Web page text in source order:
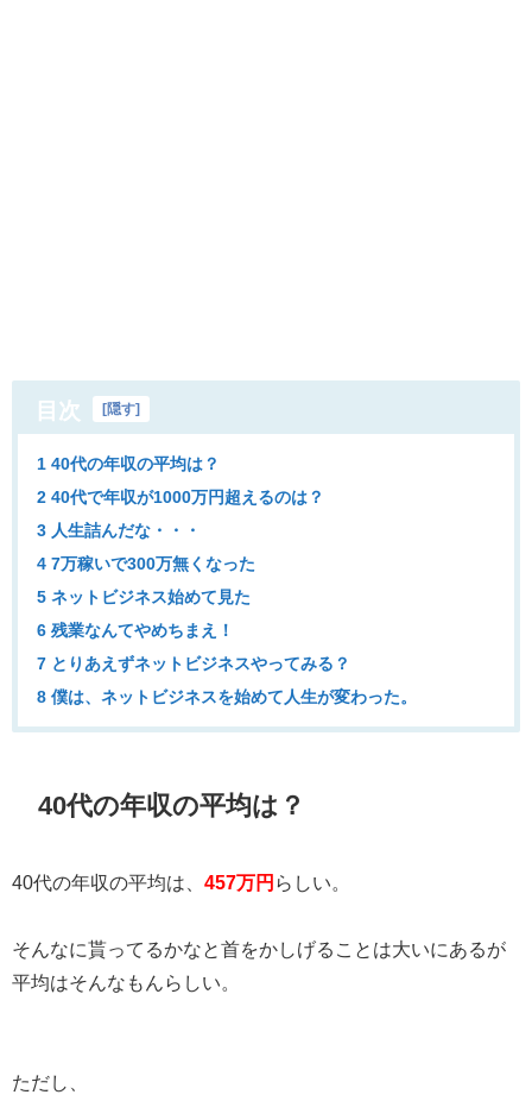
目次 隠す
1 40代の年収の平均は？
2 40代で年収が1000万円超えるのは？
3 人生詰んだな・・・
4 7万稼いで300万無くなった
5 ネットビジネス始めて見た
6 残業なんてやめちまえ！
7 とりあえずネットビジネスやってみる？
8 僕は、ネットビジネスを始めて人生が変わった。
40代の年収の平均は？
40代の年収の平均は、 457万円 らしい。
そんなに貰ってるかなと首をかしげることは大いにあるが
平均はそんなもんらしい。
ただし、